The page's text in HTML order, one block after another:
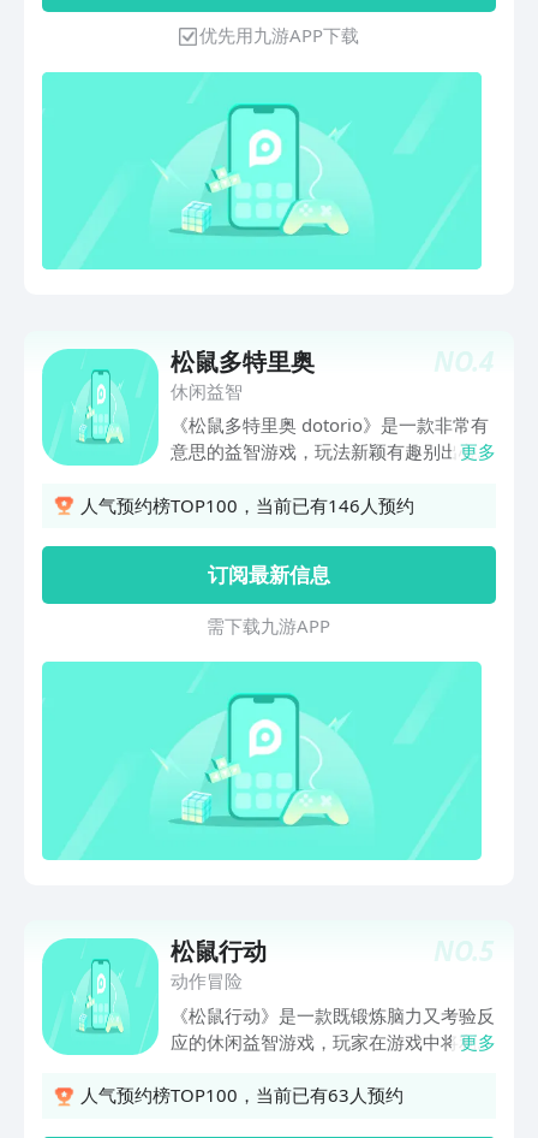
优先用九游APP下载
NO.4
松鼠多特里奥
休闲益智
《松鼠多特里奥 dotorio》是一款非常有
意思的益智游戏，玩法新颖有趣别出心
小松鼠逃离迷宫，前期还是很简单的操
更多
人气预约榜TOP100，当前已有146人预约
订阅最新信息
需 下 载 九 游 A P P
NO.5
松鼠行动
动作冒险
《松鼠行动》是一款既锻炼脑力又考验反
应的休闲益智游戏，玩家在游戏中将利用
板去穿过重重障碍拿到美味的橡果。在每
更多
人气预约榜TOP100，当前已有63人预约